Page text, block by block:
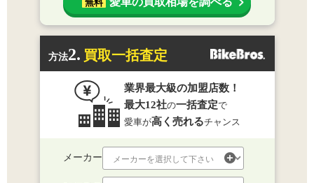
無料
方法2. 買取一括査定
業界最大級の加盟店数！
最大12社の一括査定で
愛車が高く売れるチャンス
メーカー